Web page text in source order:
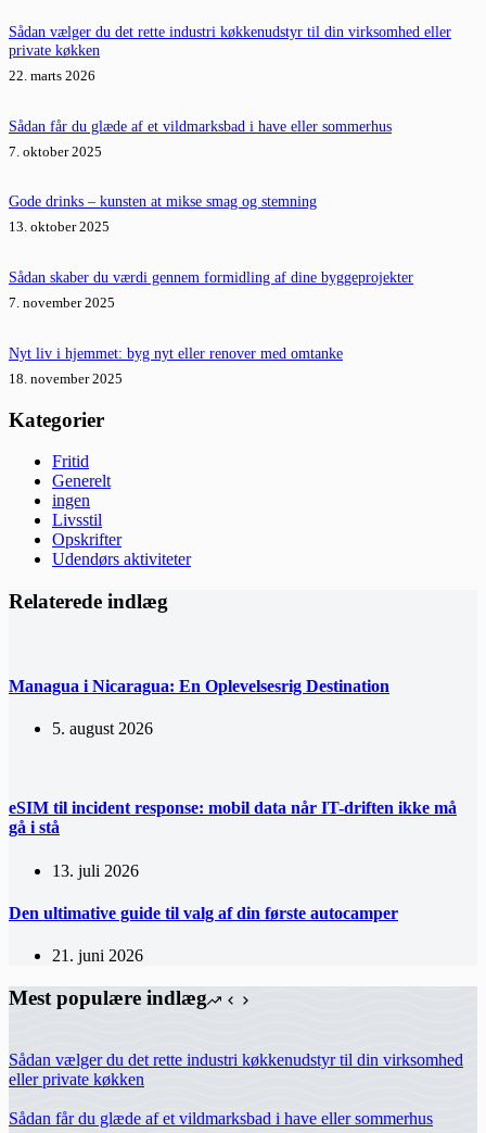
Sådan vælger du det rette industri køkkenudstyr til din virksomhed eller
private køkken
22. marts 2026
Sådan får du glæde af et vildmarksbad i have eller sommerhus
7. oktober 2025
Gode drinks – kunsten at mikse smag og stemning
13. oktober 2025
Sådan skaber du værdi gennem formidling af dine byggeprojekter
7. november 2025
Nyt liv i hjemmet: byg nyt eller renover med omtanke
18. november 2025
Kategorier
Fritid
Generelt
ingen
Livsstil
Opskrifter
Udendørs aktiviteter
Relaterede indlæg
Managua i Nicaragua: En Oplevelsesrig Destination
5. august 2026
eSIM til incident response: mobil data når IT-driften ikke må
gå i stå
13. juli 2026
Den ultimative guide til valg af din første autocamper
21. juni 2026
Mest populære indlæg
Sådan vælger du det rette industri køkkenudstyr til din virksomhed
eller private køkken
Sådan får du glæde af et vildmarksbad i have eller sommerhus